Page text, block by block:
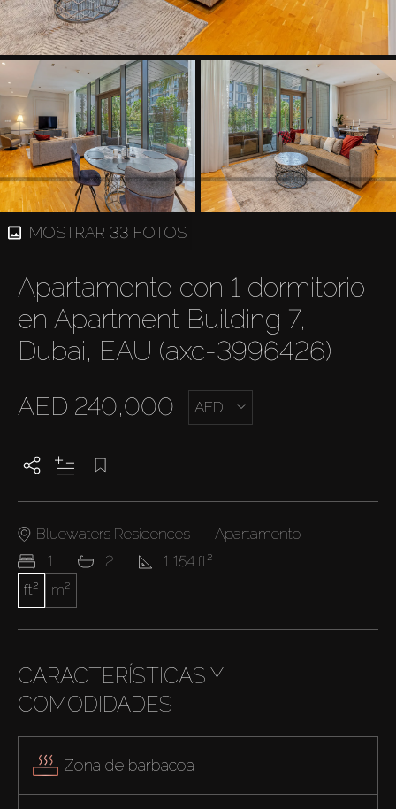
MOSTRAR 33 FOTOS
Apartamento con 1 dormitorio
en Apartment Building 7,
Dubai, EAU (axc-3996426)
AED 240,000 AED
Bluewaters Residences
Apartamento
1
2
1,154 ft²
ft²
m²
CARACTERÍSTICAS Y
COMODIDADES
Zona de barbacoa